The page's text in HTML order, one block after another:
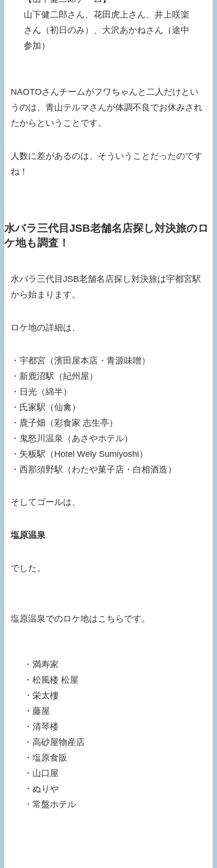
山下健二郎さん、花田虎上さん、井上咲楽
さん（初日のみ）、大沢あかねさん（途中
参加）
NAOTOさんチームがフワちゃんと二人だけとい
うのは、青山テルマさんが体調不良でお休みされ
たからということです。
人数に差があるのは、そういうことだったのです
ね！
水バラ三代目JSB老舗名店探し対決旅のロ
ケ地も調査！
水バラ三代目JSB老舗名店探し対決旅は宇都宮駅
から始まります。
ロケ地の詳細は、
・宇都宮（濱田屋本店・青源味噌）
・新鹿沼駅（紀州屋）
・日光（綿半）
・氏家駅（仙禽）
・鹿子畑（彩食家 志生亭）
・鬼怒川温泉（あさやホテル）
・矢板駅（Hotel Wely Sumiyoshi）
・西那須野駅（わたや菓子店・白相酒造）
そしてゴールは、
塩原温泉
でした。
塩原温泉でのロケ地はこちらです。
・満寿家
・松風楼 松屋
・栄太樓
・藤屋
・清琴楼
・高砂屋物産店
・塩原食販
・山口屋
・ぬりや
・常盤ホテル